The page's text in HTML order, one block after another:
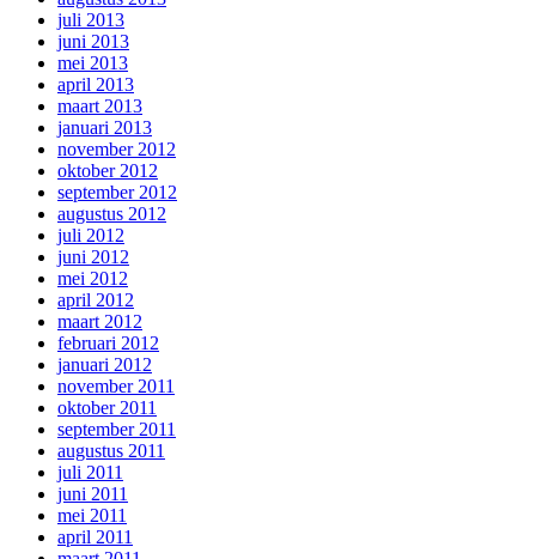
juli 2013
juni 2013
mei 2013
april 2013
maart 2013
januari 2013
november 2012
oktober 2012
september 2012
augustus 2012
juli 2012
juni 2012
mei 2012
april 2012
maart 2012
februari 2012
januari 2012
november 2011
oktober 2011
september 2011
augustus 2011
juli 2011
juni 2011
mei 2011
april 2011